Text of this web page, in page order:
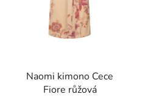
Naomi kimono Cece
Fiore růžová